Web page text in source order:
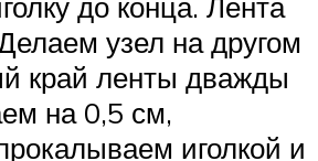
до конца. Лента
узел на другом
край ленты дважды
на 0,5 см,
иголкой и